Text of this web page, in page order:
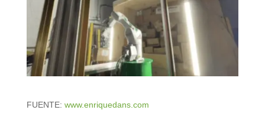
FUENTE: www.enriquedans.com